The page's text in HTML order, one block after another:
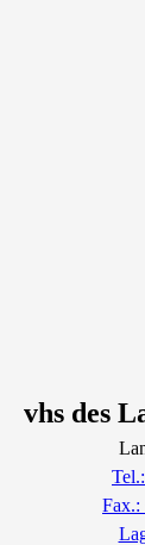
vhs des
Fax.: